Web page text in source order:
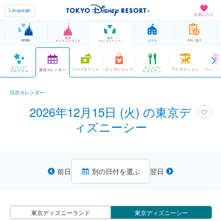
お気に入り
Language
HOME
東京
ディズニーランド
東京
ディズニーシー ホテル 予約 / 購入
イベント/
プログラム 運営カレンダー パークチケット グッズ/ショップ メニュー/
レストラン アトラクション パレード
日次カレンダー
2026年12月15日 (火) の東京デ
ィズニーシー
前日 別の日付を選ぶ 翌日
東京ディズニーランド 東京ディズニーシー